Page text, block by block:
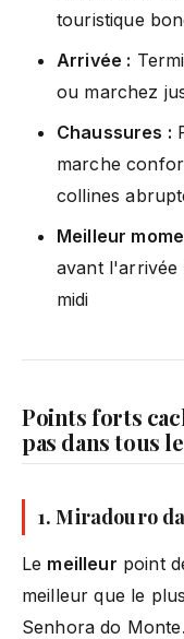
touristique
Arrivée :
ou marchez
Chaussures :
marche
collines
Meilleur
avant l'arrivée
midi
Points forts
pas dans tous
1. Miradouro
Le meilleur point
meilleur que le
Senhora do